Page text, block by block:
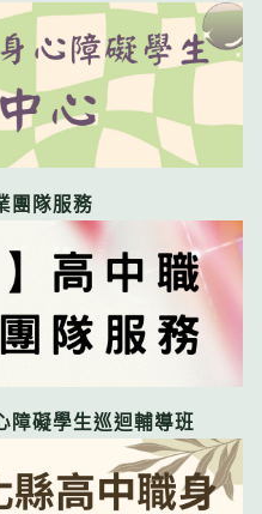
團隊服務
障礙學生巡迴輔導班